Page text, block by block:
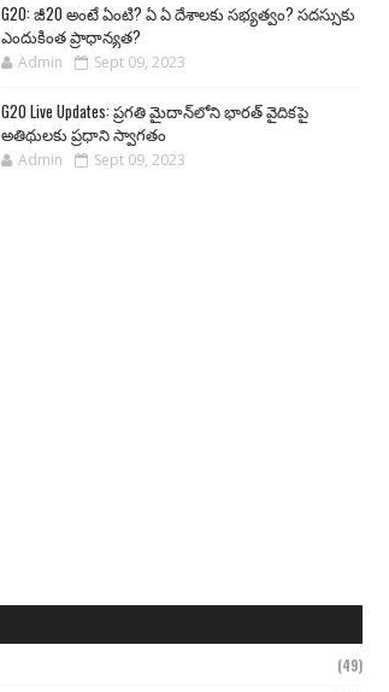
G20: జీ20 అంటే ఏంటి? ఏ ఏ దేశాలకు సభ్యత్వం? సదస్సుకు
ఎందుకింత ప్రాధాన్యత?
Admin Sept 09, 2023
G20 Live Updates: ప్రగతి మైదాన్‌లోని భారత్ వైదికపై
అతిథులకు ప్రధాని స్వాగతం
Admin Sept 09, 2023
(49)